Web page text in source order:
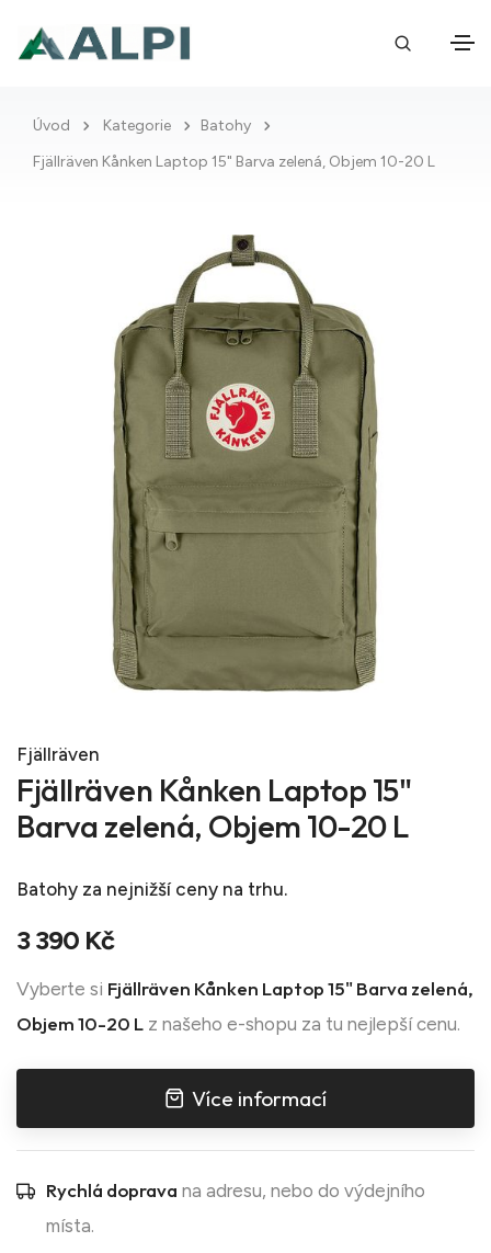
Úvod Kategorie
Batohy
Fjällräven Kånken Laptop 15" Barva zelená, Objem 10-20 L
Fjällräven
Fjällräven Kånken Laptop 15"
Barva zelená, Objem 10-20 L
Batohy za nejnižší ceny na trhu.
3 390 Kč
Vyberte si Fjällräven Kånken Laptop 15" Barva zelená,
Objem 10-20 L z našeho e-shopu za tu nejlepší cenu.
Více informací
Rychlá doprava na adresu, nebo do výdejního
místa.